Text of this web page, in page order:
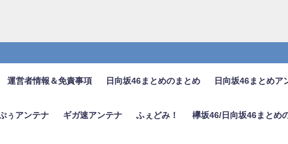
運営者情報＆免責事項 日向坂46まとめのまとめ 日向坂46まとめア
ぅアンテナ ギガ速アンテナ ふぇどみ！ 欅坂46/日向坂46まとめ